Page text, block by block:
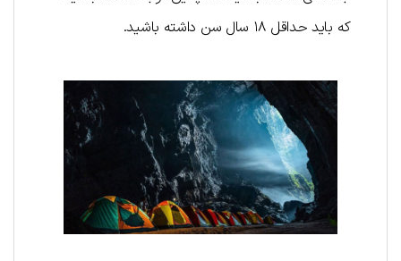
که باید حداقل ۱۸ سال سن داشته باشید.